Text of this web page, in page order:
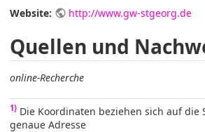
Website: http://www.gw-stgeorg.de
Quellen und
online-Recherche
1) Die Koordinaten beziehen sich auf die
genaue Adresse